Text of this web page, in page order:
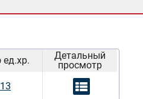
ед.хр.
Детальный
просмотр